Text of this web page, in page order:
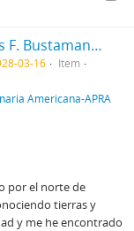
Carta de Víctor Raúl a Luis F. Bustamante, 16/03/1928
03-16
Item
Americana-APRA
por el norte de
tierras y
y me he encontrado